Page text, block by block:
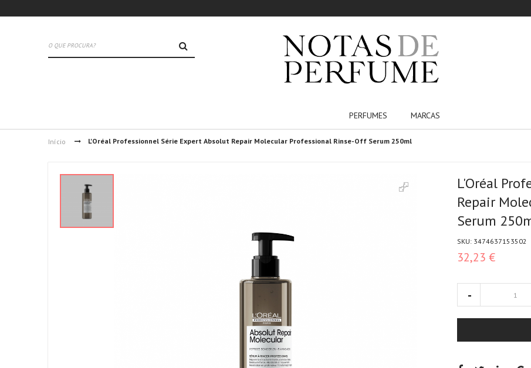
PERFUMES MARCAS
Início L'Oréal Professionnel Série Expert Absolut Repair Molecular Professional Rinse-Off Serum 250ml
L'Oréal
Repair
Serum
SKU: 3474637153502
32,23 €